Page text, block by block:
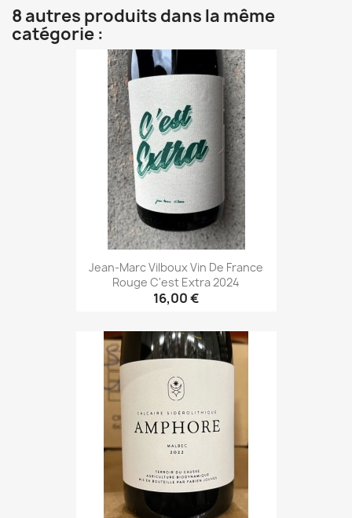
8 autres produits dans la même
catégorie :
Jean-Marc Vilboux Vin De France
Rouge C'est Extra 2024
16,00 €